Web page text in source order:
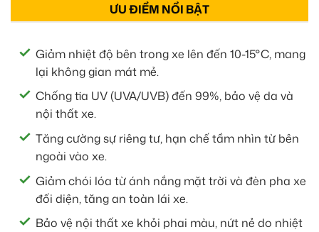
ƯU ĐIỂM NỔI BẬT
Giảm nhiệt độ bên trong xe lên đến 10-15°C, mang
lại không gian mát mẻ.
Chống tia UV (UVA/UVB) đến 99%, bảo vệ da và
nội thất xe.
Tăng cường sự riêng tư, hạn chế tầm nhìn từ bên
ngoài vào xe.
Giảm chói lóa từ ánh nắng mặt trời và đèn pha xe
đối diện, tăng an toàn lái xe.
Bảo vệ nội thất xe khỏi phai màu, nứt nẻ do nhiệt